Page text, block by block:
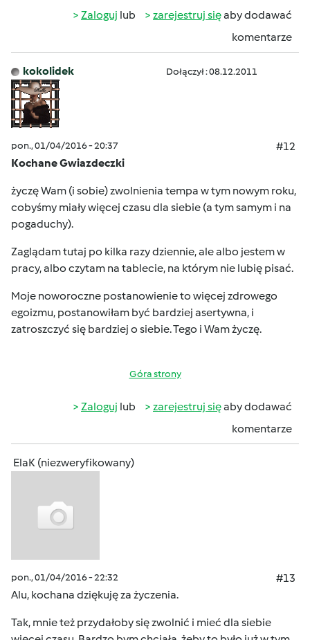
Zaloguj lub zarejestruj sięaby dodawać
komentarze
kokolidek Dołączył : 08.12.2011
pon., 01/04/2016 - 20:37
#12
Kochane Gwiazdeczki
życzę Wam (i sobie) zwolnienia tempa w tym nowym roku,
cobyśmy miały więcej czasu dla siebie (a tym samym i na
pogaduchy).
Zaglądam tutaj po kilka razy dziennie, ale albo jestem w
pracy, albo czytam na tablecie, na którym nie lubię pisać.
Moje noworoczne postanowienie to więcej zdrowego
egoizmu, postanowiłam być bardziej asertywna, i
zatroszczyć się bardziej o siebie. Tego i Wam życzę.
Góra strony
Zaloguj lub zarejestruj sięaby dodawać
komentarze
ElaK (niezweryfikowany)
pon., 01/04/2016 - 22:32
#13
Alu, kochana dziękuję za życzenia.
Tak, mnie też przydałoby się zwolnić i mieć dla siebie